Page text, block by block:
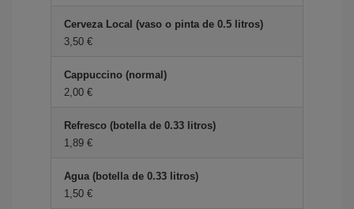
Cerveza Local (vaso o pinta de 0.5 litros)
3,50 €
Cappuccino (normal)
2,00 €
Refresco (botella de 0.33 litros)
1,89 €
Agua (botella de 0.33 litros)
1,50 €